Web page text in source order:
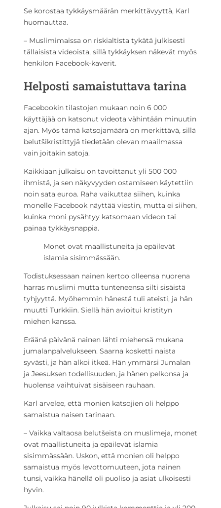
Se korostaa tykkäysmäärän merkittävyyttä, Karl
huomauttaa.
– Muslimimaissa on riskialtista tykätä julkisesti
tällaisista videoista, sillä tykkäyksen näkevät myös
henkilön Facebook-kaverit.
Helposti samaistuttava tarina
Facebookin tilastojen mukaan noin 6 000
käyttäjää on katsonut videota vähintään minuutin
ajan. Myös tämä katsojamäärä on merkittävä, sillä
belutšikristittyjä tiedetään olevan maailmassa
vain joitakin satoja.
Kaikkiaan julkaisu on tavoittanut yli 500 000
ihmistä, ja sen näkyvyyden ostamiseen käytettiin
noin sata euroa. Raha vaikuttaa siihen, kuinka
monelle Facebook näyttää viestin, mutta ei siihen,
kuinka moni pysähtyy katsomaan videon tai
painaa tykkäysnappia.
Monet ovat maallistuneita ja epäilevät
islamia sisimmässään.
Todistuksessaan nainen kertoo olleensa nuorena
harras muslimi mutta tunteneensa silti sisäistä
tyhjyyttä. Myöhemmin hänestä tuli ateisti, ja hän
muutti Turkkiin. Siellä hän avioitui kristityn
miehen kanssa.
Eräänä päivänä nainen lähti miehensä mukana
jumalanpalvelukseen. Saarna kosketti naista
syvästi, ja hän alkoi itkeä. Hän ymmärsi Jumalan
ja Jeesuksen todellisuuden, ja hänen pelkonsa ja
huolensa vaihtuivat sisäiseen rauhaan.
Karl arvelee, että monien katsojien oli helppo
samaistua naisen tarinaan.
– Vaikka valtaosa belutšeista on muslimeja, monet
ovat maallistuneita ja epäilevät islamia
sisimmässään. Uskon, että monien oli helppo
samaistua myös levottomuuteen, jota nainen
tunsi, vaikka hänellä oli puoliso ja asiat ulkoisesti
hyvin.